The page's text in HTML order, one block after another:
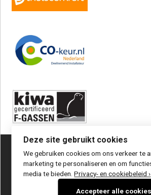
© 2023 TIB bv Haren |Privacy statement /
Gerealiseerd doorSA
Login
Deze site gebruikt cookies
We gebruiken cookies om ons verkeer te
marketing te personaliseren en om
media te bieden.Privacy- en cookiebeleid ›
Accepteer alle cookies